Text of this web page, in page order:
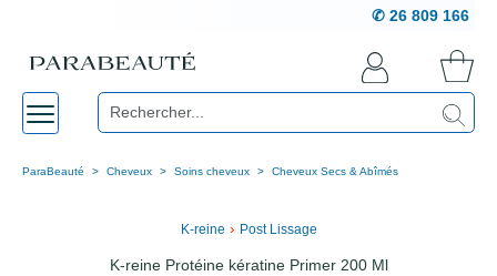
✆ 26 809 166
ParaBeauté Cheveux Soins cheveux Cheveux Secs & Abîmés
K-reine › Post Lissage
K-reine Protéine kératine Primer 200 Ml